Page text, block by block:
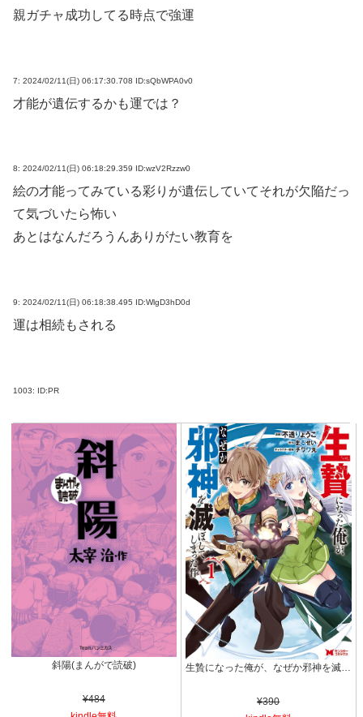
親ガチャ成功してる時点で強運
7: 2024/02/11(日) 06:17:30.708 ID:sQbWPA0v0
才能が遺伝するかも運では？
8: 2024/02/11(日) 06:18:29.359 ID:wzV2Rzzw0
絵の才能ってみている彩りが遺伝していてそれが欠陥だっ
て気づいたら怖い
あとはなんだろうんありがたい教育を
9: 2024/02/11(日) 06:18:38.495 ID:WlgD3hD0d
運は相続もされる
1003: ID:PR
斜陽(まんがで読破)
¥484
¥390